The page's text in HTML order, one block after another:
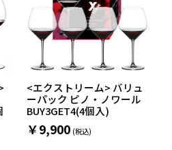
<エクストリーム> バリュ
ーパック ピノ・ノワール
BUY3GET4(4個入)
￥9,900